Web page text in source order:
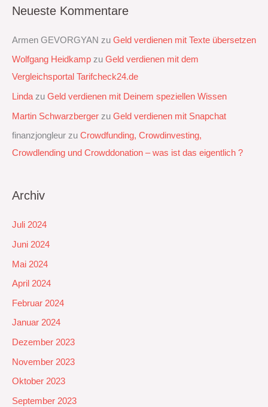
Neueste Kommentare
Armen GEVORGYAN zu Geld verdienen mit Texte übersetzen
Wolfgang Heidkamp zu Geld verdienen mit dem
Vergleichsportal Tarifcheck24.de
Linda zu Geld verdienen mit Deinem speziellen Wissen
Martin Schwarzberger zu Geld verdienen mit Snapchat‭
finanzjongleur zu Crowdfunding, Crowdinvesting,
Crowdlending und Crowddonation – was ist das eigentlich ?
Archiv
Juli 2024
Juni 2024
Mai 2024
April 2024
Februar 2024
Januar 2024
Dezember 2023
November 2023
Oktober 2023
September 2023